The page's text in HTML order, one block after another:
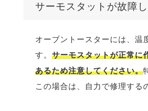
サーモスタットが故障
オーブントースターには、温
す。 サーモスタットが正常に
あるため注意してください。
この場合は、自力で修理する